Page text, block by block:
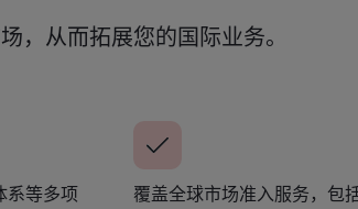
，从而拓展您的国际业务。
系等多项
覆盖全球市场准入服务，包